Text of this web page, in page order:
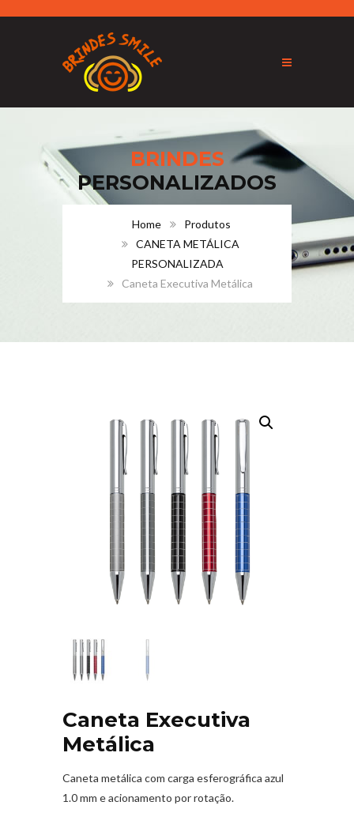
BRINDES
PERSONALIZADOS
Home
Produtos
CANETA METÁLICA
PERSONALIZADA
Caneta Executiva Metálica
Caneta Executiva
Metálica
Caneta metálica com carga esferográfica azul
1.0 mm e acionamento por rotação.